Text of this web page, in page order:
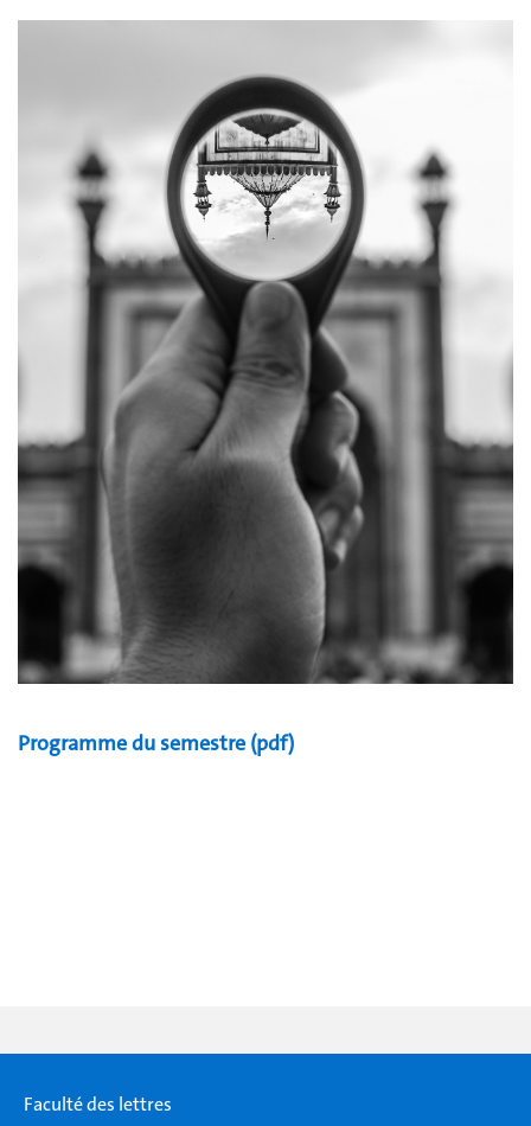
Programme du semestre (pdf)
Faculté des lettres